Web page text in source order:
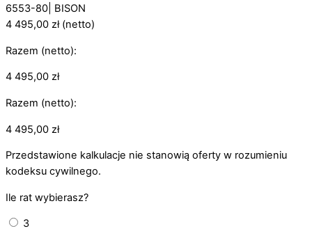
6553-80| BISON
4 495,00 zł(netto)
Razem (netto):
4 495,00 zł
Razem (netto):
4 495,00 zł
Przedstawione kalkulacje nie stanowią oferty w rozumieniu
kodeksu cywilnego.
Ile rat wybierasz?
3